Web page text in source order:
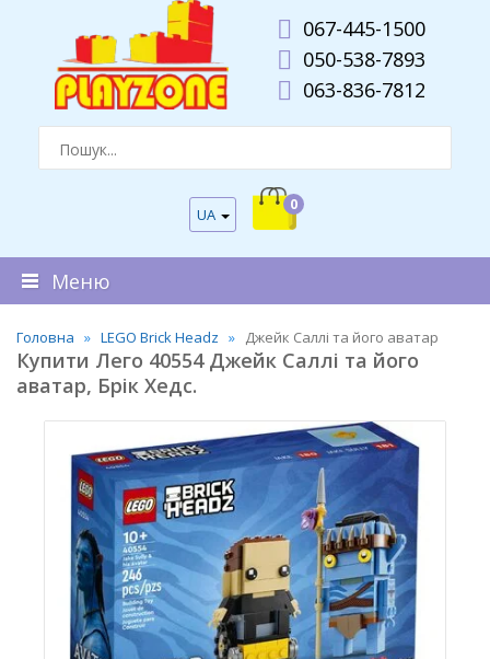
067-445-1500
050-538-7893
063-836-7812
UA
0
Меню
Головна LEGO Brick Headz Джейк Саллі та його аватар
Купити Лего 40554 Джейк Саллі та його
аватар, Брік Хедс.